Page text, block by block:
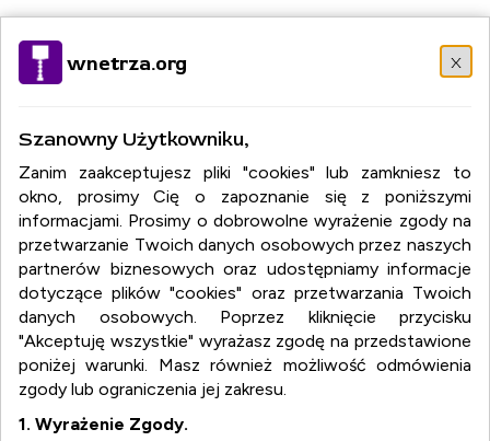
wnetrza.org x
Szanowny Użytkowniku,
Zanim zaakceptujesz pliki "cookies" lub zamkniesz to
okno, prosimy Cię o zapoznanie się z poniższymi
informacjami. Prosimy o dobrowolne wyrażenie zgody na
przetwarzanie Twoich danych osobowych przez naszych
partnerów biznesowych oraz udostępniamy informacje
dotyczące plików "cookies" oraz przetwarzania Twoich
danych osobowych. Poprzez kliknięcie przycisku
"Akceptuję wszystkie" wyrażasz zgodę na przedstawione
poniżej warunki. Masz również możliwość odmówienia
zgody lub ograniczenia jej zakresu.
1. Wyrażenie Zgody.
PT
RO